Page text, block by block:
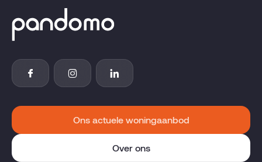
Ons actuele woningaanbod
Over ons